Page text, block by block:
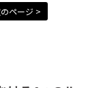
ページ >